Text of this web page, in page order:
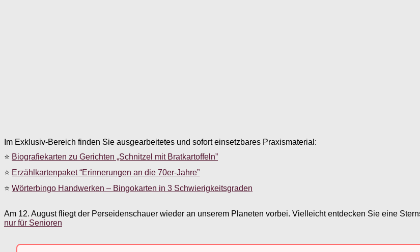
Im Exklusiv-Bereich finden Sie ausgearbeitetes und sofort einsetzbares Praxismaterial:
⭐ Biografiekarten zu Gerichten „Schnitzel mit Bratkartoffeln”
⭐ Erzählkartenpaket “Erinnerungen an die 70er-Jahre”
⭐ Wörterbingo Handwerken – Bingokarten in 3 Schwierigkeitsgraden
Am 12. August fliegt der Perseidenschauer wieder an unserem Planeten vorbei. Vielleicht entdecken Sie eine
nur für Senioren